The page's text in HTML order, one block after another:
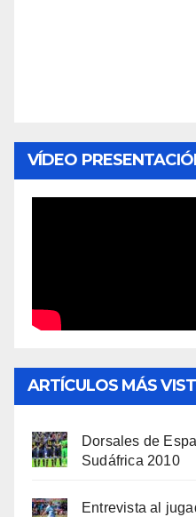
VÍDEO
ARTÍCULOS MÁS
Dorsales de
Sudáfrica 2010
Entrevista al